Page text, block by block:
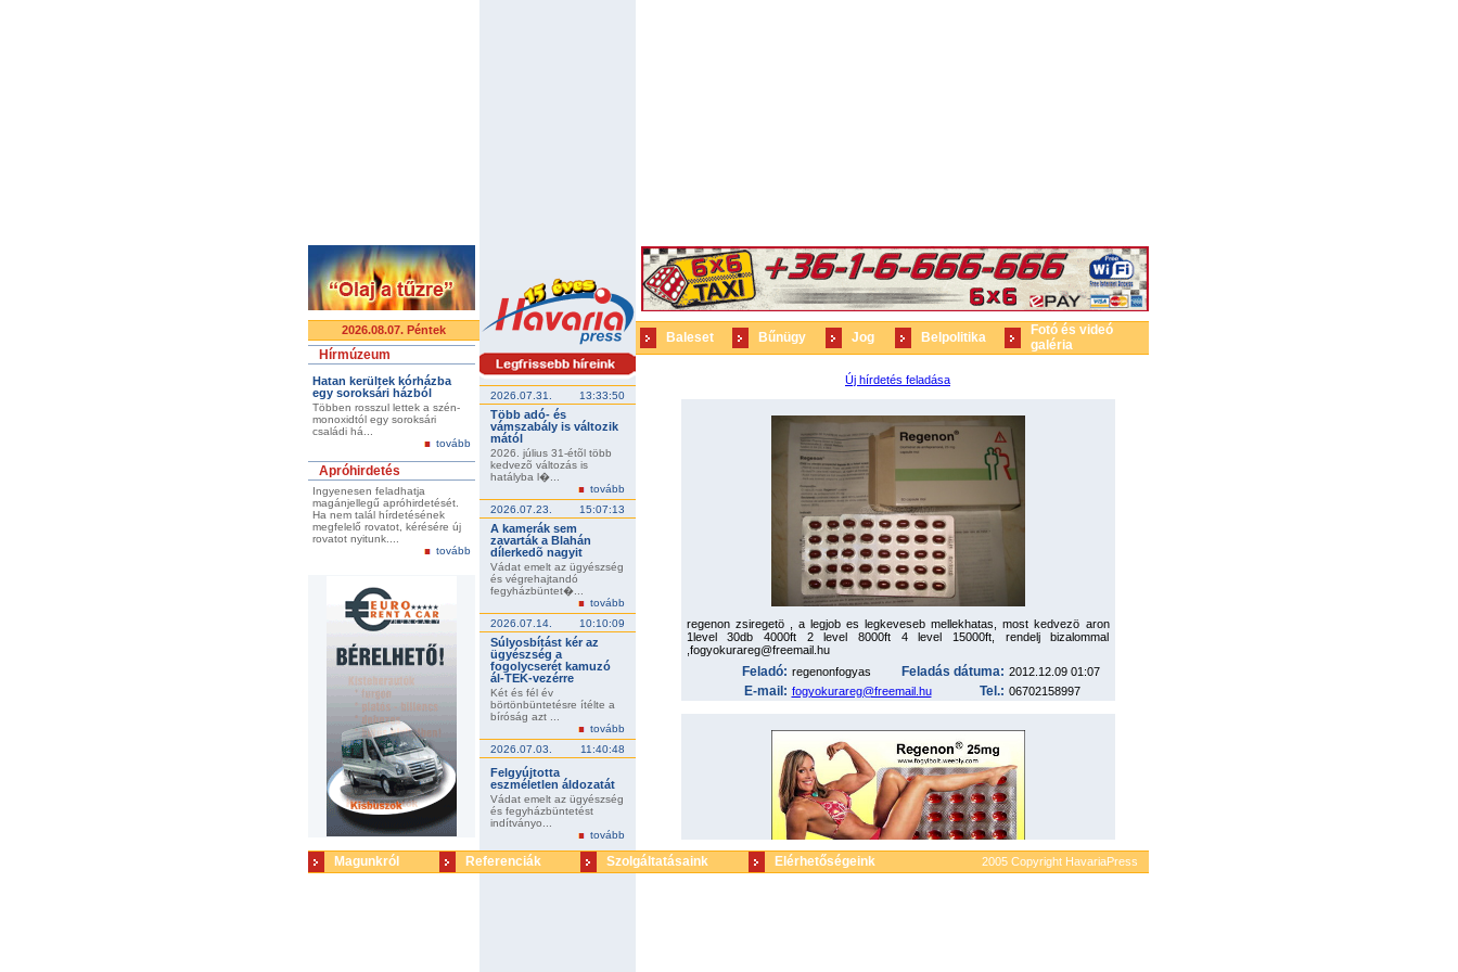
2026.08.07. Péntek
Hírmúzeum
Hatan kerültek kórházba
egy soroksári házból
Többen rosszul lettek a szén-
monoxidtól egy soroksári
családi há...
tovább
Apróhirdetés
Ingyenesen feladhatja
magánjellegű apróhirdetését.
Ha nem talál hírdetésének
megfelelő rovatot, kérésére új
rovatot nyitunk....
tovább
2026.07.31. 13:33:50
Több adó- és
vámszabály is változik
mától
2026. július 31-étõl több
kedvezõ változás is
hatályba l�...
tovább
2026.07.23.
15:07:13
A kamerák sem
zavarták a Blahán
dílerkedõ nagyit
Vádat emelt az ügyészség
és végrehajtandó
fegyházbüntet�...
tovább
2026.07.14.
10:10:09
Súlyosbítást kér az
ügyészség a
fogolycserét kamuzó
ál-TEK-vezérre
Két és fél év
börtönbüntetésre ítélte a
bíróság azt ...
tovább
2026.07.03.
11:40:48
Felgyújtotta
eszméletlen áldozatát
Vádat emelt az ügyészség
és fegyházbüntetést
indítványo...
tovább
Baleset Bűnügy Jog Belpolitika
Fotó és videó
galéria
Új hírdetés feladása
regenon zsiregetö , a legjob es legkeveseb mellekhatas, most kedvezö aron
1level 30db 4000ft 2 level 8000ft 4 level 15000ft, rendelj bizalommal
,fogyokurareg@freemail.hu
Feladó: regenonfogyas Feladás dátuma: 2012.12.09 01:07
E-mail: fogyokurareg@freemail.hu Tel.: 06702158997
Magunkról Referenciák Szolgáltatásaink Elérhetőségeink 2005 Copyright HavariaPress